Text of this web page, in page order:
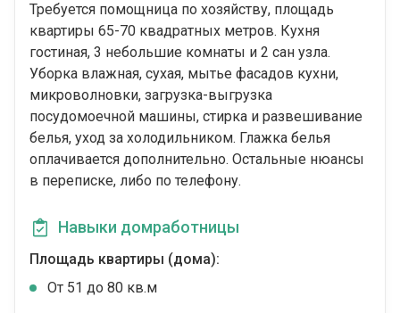
Требуется помощница по хозяйству, площадь
квартиры 65-70 квадратных метров. Кухня
гостиная, 3 небольшие комнаты и 2 сан узла.
Уборка влажная, сухая, мытье фасадов кухни,
микроволновки, загрузка-выгрузка
посудомоечной машины, стирка и развешивание
белья, уход за холодильником. Глажка белья
оплачивается дополнительно. Остальные нюансы
в переписке, либо по телефону.
Навыки домработницы
Площадь квартиры (дома):
От 51 до 80 кв.м